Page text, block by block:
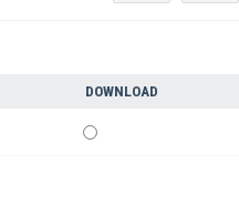
DOWNLOAD